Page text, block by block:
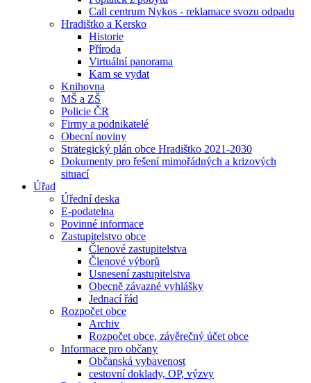
Call centrum Nykos - reklamace svozu odpadu
Hradištko a Kersko
Historie
Příroda
Virtuální panorama
Kam se vydat
Knihovna
MŠ a ZŠ
Policie ČR
Firmy a podnikatelé
Obecní noviny
Strategický plán obce Hradištko 2021-2030
Dokumenty pro řešení mimořádných a krizových
situací
Úřad
Úřední deska
E-podatelna
Povinné informace
Zastupitelstvo obce
Členové zastupitelstva
Členové výborů
Usnesení zastupitelstva
Obecně závazné vyhlášky
Jednací řád
Rozpočet obce
Archiv
Rozpočet obce, závěrečný účet obce
Informace pro občany
Občanská vybavenost
cestovní doklady, OP, výzvy